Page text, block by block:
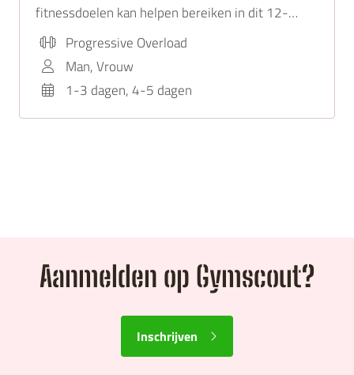
fitnessdoelen kan helpen bereiken in dit 12-
weken sportprogramma.
Progressive Overload
Man, Vrouw
1-3 dagen, 4-5 dagen
Aanmelden op Gymscout?
Inschrijven